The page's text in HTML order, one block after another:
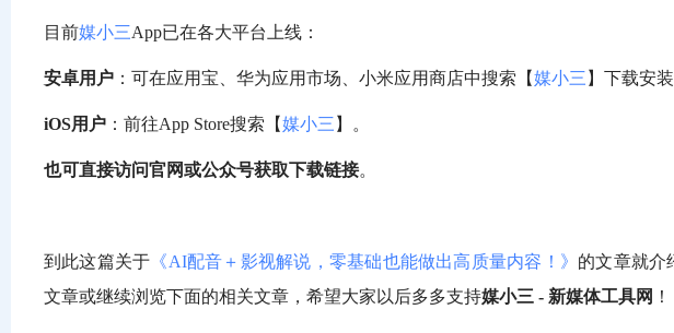
目前媒小三App已在各大平台上线：
安卓用户 ：可在应用宝、华为应用市场、小米应用商店中搜索【媒小三 】下载安装
iOS用户 ：前往App Store搜索【媒小三 】。
也可直接访问官网或公众号获取下载链接。
到此这篇关于 《AI配音＋影视解说，零基础也能做出高质量内容！》 的文章就介
文章或继续浏览下面的相关文章，希望大家以后多多支持媒小三 - 新媒体工具网 ！